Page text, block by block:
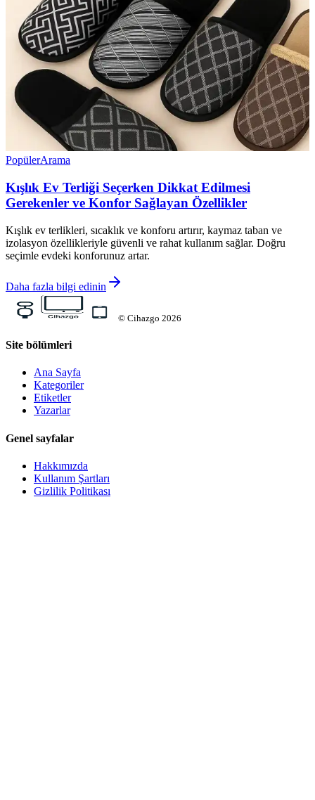
PopülerArama
Kışlık Ev Terliği Seçerken Dikkat Edilmesi
Gerekenler ve Konfor Sağlayan Özellikler
Kışlık ev terlikleri, sıcaklık ve konforu artırır, kaymaz taban ve
izolasyon özellikleriyle güvenli ve rahat kullanım sağlar. Doğru
seçimle evdeki konforunuz artar.
Daha fazla bilgi edinin
© Cihazgo 2026
Site bölümleri
Ana Sayfa
Kategoriler
Etiketler
Yazarlar
Genel sayfalar
Hakkımızda
Kullanım Şartları
Gizlilik Politikası